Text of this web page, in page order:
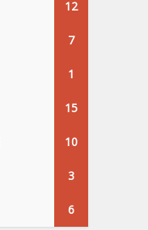
12
7
1
15
10
3
6